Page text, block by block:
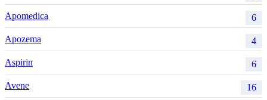
Apomedica 6
Apozema 4
Aspirin 6
Avene 16